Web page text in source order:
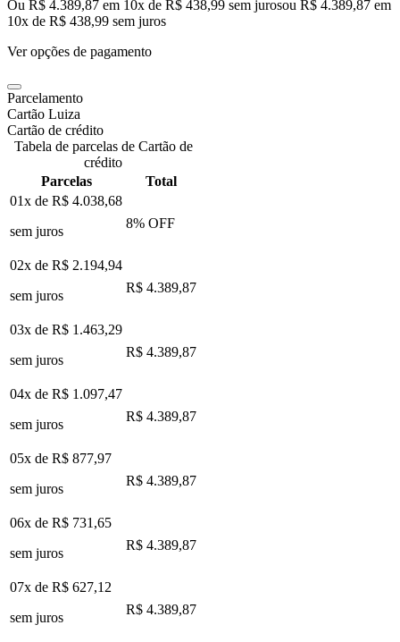
Ou R$ 4.389,87 em 10x de R$ 438,99 sem jurosou R$ 4.389,87 em
10x de R$ 438,99 sem juros
Ver opções de pagamento
Parcelamento
Cartão Luiza
Cartão de crédito
Tabela de parcelas de Cartão de
crédito
Parcelas
Total
01x de R$ 4.038,68
sem juros
8% OFF
02x de R$ 2.194,94
sem juros
R$ 4.389,87
03x de R$ 1.463,29
sem juros
R$ 4.389,87
04x de R$ 1.097,47
sem juros
R$ 4.389,87
05x de R$ 877,97
sem juros
R$ 4.389,87
06x de R$ 731,65
sem juros
R$ 4.389,87
07x de R$ 627,12
sem juros
R$ 4.389,87